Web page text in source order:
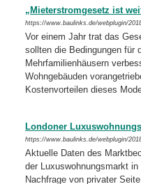
„Mieterstromgesetz ist
https://www.baulinks.de/webplugin/
Vor einem Jahr trat das
sollten die Bedingungen für
Mehrfamilienhäusern
Wohngebäuden
Kostenvorteilen dieses
Londoner
https://www.baulinks.de/webplugin/
Aktuelle Daten des
der Luxuswohnungsmarkt
Nachfrage von privater